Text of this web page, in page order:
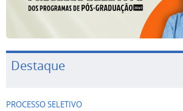
Destaque
PROCESSO SELETIVO